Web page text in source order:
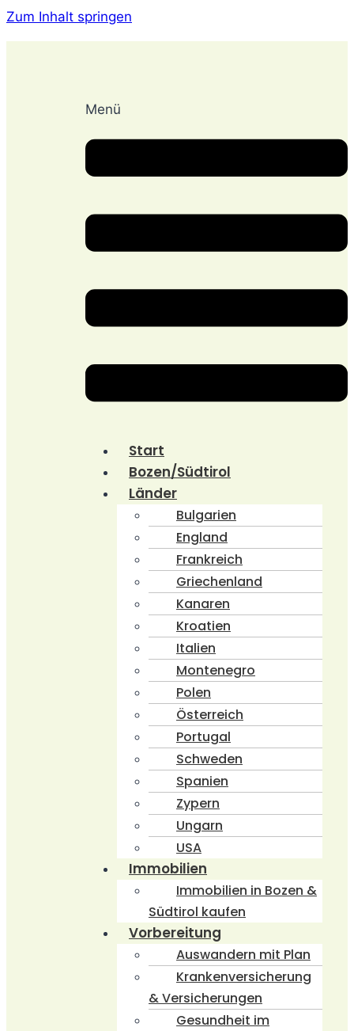
Zum Inhalt springen
Menü
Start
Bozen/Südtirol
Länder
Bulgarien
England
Frankreich
Griechenland
Kanaren
Kroatien
Italien
Montenegro
Polen
Österreich
Portugal
Schweden
Spanien
Zypern
Ungarn
USA
Immobilien
Immobilien in Bozen &
Südtirol kaufen
Vorbereitung
Auswandern mit Plan
Krankenversicherung
& Versicherungen
Gesundheit im